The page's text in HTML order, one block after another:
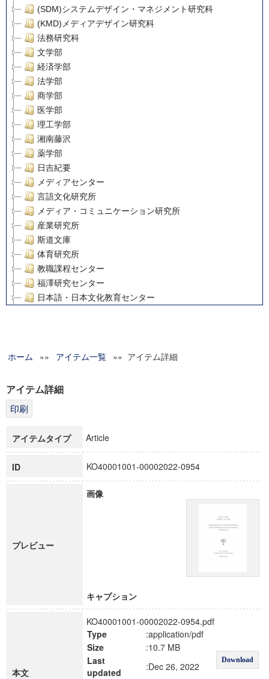
(SDM)システムデザイン・マネジメント研究科
(KMD)メディアデザイン研究科
法務研究科
文学部
経済学部
法学部
商学部
医学部
理工学部
湘南藤沢
薬学部
日吉紀要
メディアセンター
言語文化研究所
メディア・コミュニケーション研究所
産業研究所
斯道文庫
体育研究所
教職課程センター
福澤研究センター
日本語・日本文化教育センター
グローバルリサーチインスティテュート
科学研究費補助金研究成果報告書
博士課程教育リーディングプログラム「超成熟社会発展のサ
ホーム »» アイテム一覧 »» アイテム詳細
アイテム詳細
アイテムタイプ Article
ID KO40001001-00002022-0954
プレビュー
画像
キャプション
本文
KO40001001-00002022-0954.pdf
Type
:application/pdf
Download
Size
:10.7 MB
Last
updated
:Dec 26, 2022